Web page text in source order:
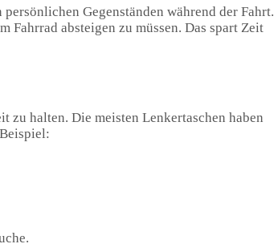
Gegenständen während der Fahrt.
Fahrrad absteigen zu müssen. Das spart Zeit
zu halten. Die meisten Lenkertaschen haben